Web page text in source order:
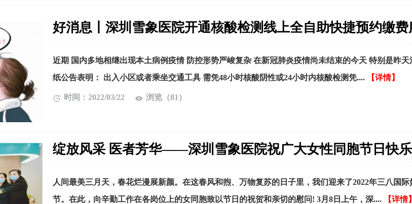
好消息丨深圳雪象医院开通核酸检测线上全自助快捷预约缴费
近期 国内多地相继出现本土病例疫情 防控形势严峻复杂 在新冠肺炎疫情尚未结束的今天 特别是昨天
纸公告表明： 出入小区或者乘坐交通工具 需凭48小时核酸阴性或24小时内核酸检测凭....
【详情】
时间：2022/03/22 浏览（81）
绽放风采 医者芳华——深圳雪象医院祝广大女性同胞节日快
人间最美三月天，春花烂漫展新颜。在这春风和煦、万物复苏的日子里，我们迎来了2022年三八国际
节。在此，向辛勤工作在各岗位上的女同胞致以节日的祝贺和亲切的慰问! 3月8日上午，深....
【详情